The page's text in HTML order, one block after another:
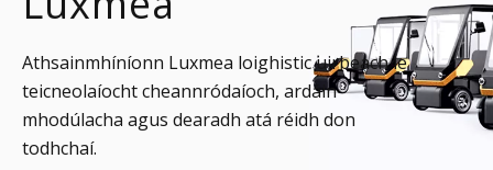
Athsainmhíníonn Luxmea loighistic uirbeach le
teicneolaíocht cheannródaíoch, ardáin
mhodúlacha agus dearadh atá réidh don
todhchaí.